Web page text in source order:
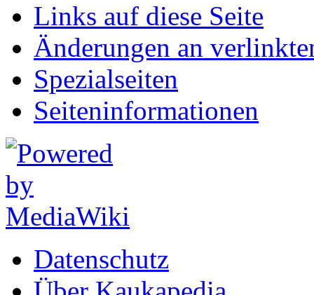
Links auf diese Seite
Änderungen an
Spezialseiten
Seiten­informationen
Datenschutz